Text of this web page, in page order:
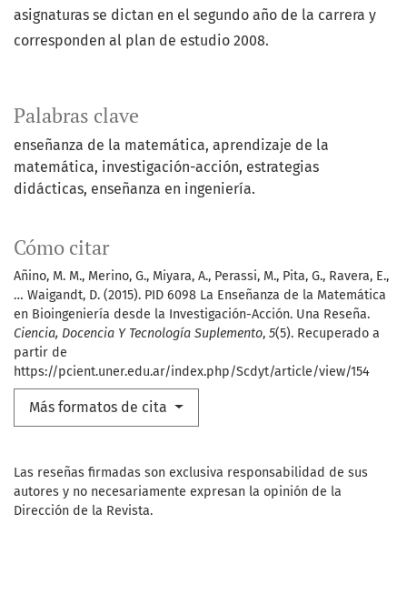
Palabras clave
enseñanza de la matemática aprendizaje de la
matemática investigación-acción estrategias
didácticas enseñanza en ingeniería.
Cómo citar
Añino, M. M., Merino, G., Miyara, A., Perassi, M., Pita, G., Ravera, E.,
… Waigandt, D. (2015). PID 6098 La Enseñanza de la Matemática
en Bioingeniería desde la Investigación-Acción. Una Reseña.
Ciencia, Docencia Y Tecnología Suplemento, 5(5). Recuperado a
partir de
https://pcient.uner.edu.ar/index.php/Scdyt/article/view/154
Más formatos de cita
asignaturas se dictan en el segundo año de la carrera y
corresponden al plan de estudio 2008.
Las reseñas firmadas son exclusiva responsabilidad de sus
autores y no necesariamente expresan la opinión de la
Dirección de la Revista.